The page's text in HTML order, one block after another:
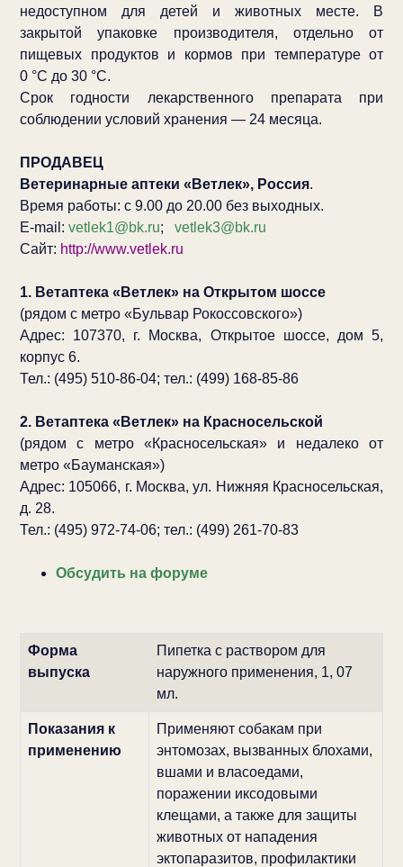
недоступном для детей и животных месте. В
закрытой упаковке производителя, отдельно от
пищевых продуктов и кормов при температуре от
0 °С до 30 °С.
Срок годности лекарственного препарата при
соблюдении условий хранения — 24 месяца.
ПРОДАВЕЦ
Ветеринарные аптеки «Ветлек», Россия.
Время работы: с 9.00 до 20.00 без выходных.
E-mail: vetlek1@bk.ru; vetlek3@bk.ru
Сайт: http://www.vetlek.ru
1. Ветаптека «Ветлек» на Открытом шоссе
(рядом с метро «Бульвар Рокоссовского»)
Адрес: 107370, г. Москва, Открытое шоссе, дом 5,
корпус 6.
Тел.: (495) 510-86-04; тел.: (499) 168-85-86
2. Ветаптека «Ветлек» на Красносельской
(рядом с метро «Красносельская» и недалеко от
метро «Бауманская»)
Адрес: 105066, г. Москва, ул. Нижняя Красносельская,
д. 28.
Тел.: (495) 972-74-06; тел.: (499) 261-70-83
Обсудить на форуме
Форма
выпуска
Пипетка с раствором для
наружного применения, 1, 07
мл.
Показания к
применению
Применяют собакам при
энтомозах, вызванных блохами,
вшами и власоедами,
поражении иксодовыми
клещами, а также для защиты
животных от нападения
эктопаразитов, профилактики